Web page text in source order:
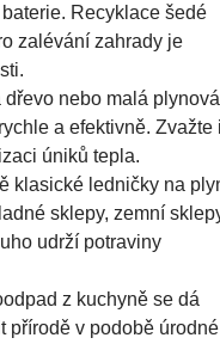
Recyklace šedé
zalévání zahrady je
dřevo nebo malá plynová
a efektivně. Zvažte
úniků tepla.
klasické ledničky na
sklepy, zemní
udrží potraviny
z kuchyně se dá
přírodě v podobě úrodné